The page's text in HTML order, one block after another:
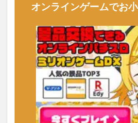
オンラインゲームでお